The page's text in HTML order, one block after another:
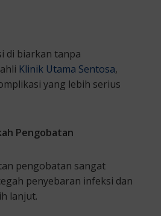
di biarkan tanpa
Klinik Utama Sentosa,
yang lebih serius
Pengobatan
pengobatan sangat
penyebaran infeksi dan
lanjut.